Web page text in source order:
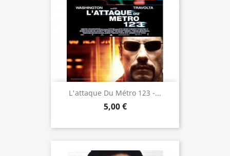
L'attaque Du Métro 123 -...
5,00 €